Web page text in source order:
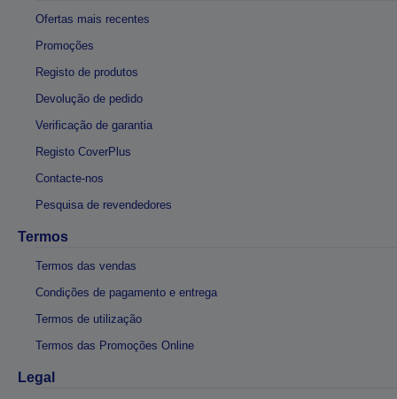
Ofertas mais recentes
Promoções
Registo de produtos
Devolução de pedido
Verificação de garantia
Registo CoverPlus
Contacte-nos
Pesquisa de revendedores
Termos
Termos das vendas
Condições de pagamento e entrega
Termos de utilização
Termos das Promoções Online
Legal